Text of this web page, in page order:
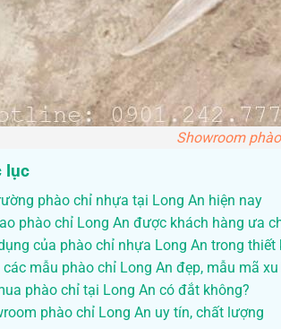
Showroom
lục
phào chỉ nhựa tại Long An hiện nay
phào chỉ Long An được khách hàng ưa
của phào chỉ nhựa Long An trong thiết
các mẫu phào chỉ Long An đẹp, mẫu mã
phào chỉ tại Long An có đắt không?
phào chỉ Long An uy tín, chất lượng